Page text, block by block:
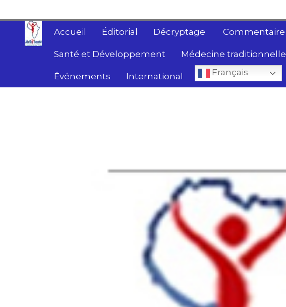
Accueil Éditorial Décryptage Commentaire
Santé et Développement Médecine traditionnelle
Événements International Français